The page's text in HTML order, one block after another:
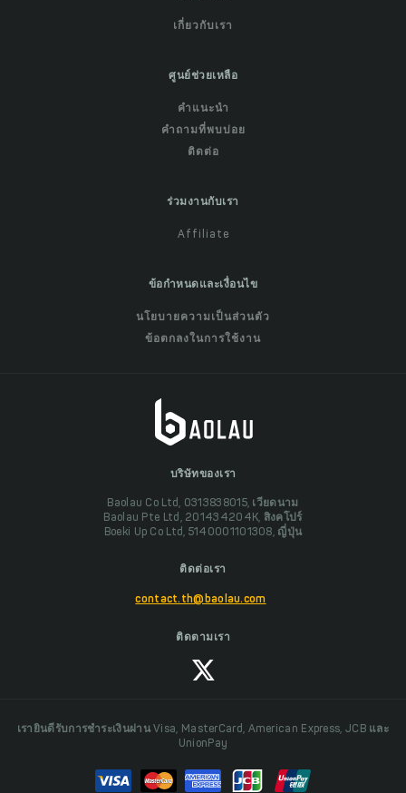
เกี่ยวกับเรา
ศูนย์ช่วยเหลือ
คำแนะนำ
คำถามที่พบบ่อย
ติดต่อ
ร่วมงานกับเรา
Affiliate
ข้อกำหนดและเงื่อนไข
นโยบายความเป็นส่วนตัว
ข้อตกลงในการใช้งาน
บริษัทของเรา
Baolau Co Ltd, 0313838015, เวียดนาม
Baolau Pte Ltd, 201434204K, สิงคโปร์
Boeki Up Co Ltd, 5140001101308, ญี่ปุ่น
ติดต่อเรา
contact.th@baolau.com
ติดตามเรา
เรายินดีรับการชำระเงินผ่าน Visa, MasterCard, American Express, JCB และ
UnionPay